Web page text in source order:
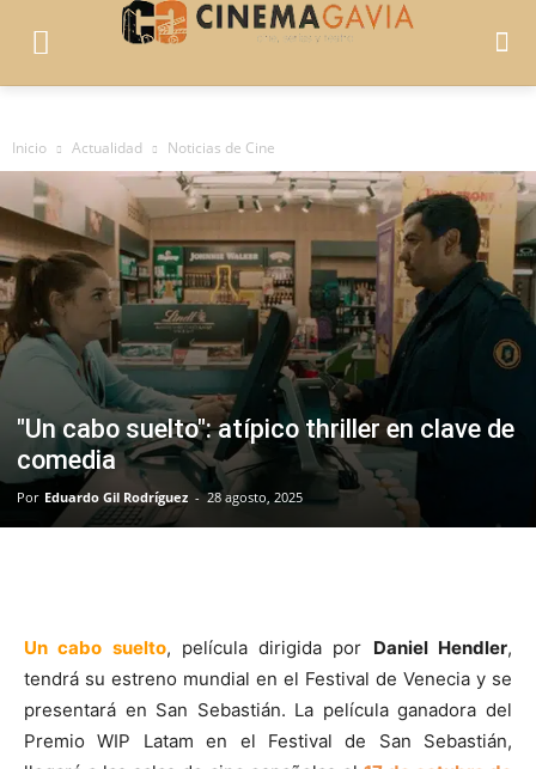
Inicio Actualidad Noticias de Cine
"Un cabo suelto": atípico thriller en clave de
comedia
Por Eduardo Gil Rodríguez - 28 agosto, 2025
Un cabo suelto, película dirigida por Daniel Hendler,
tendrá su estreno mundial en el Festival de Venecia y se
presentará en San Sebastián. La película ganadora del
Premio WIP Latam en el Festival de San Sebastián,